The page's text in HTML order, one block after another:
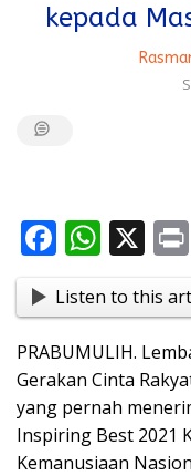
kepada
F
e
b
o
o
k
W
at
s
A
p
p
X
Listen to this
PRABUMULIH.
Gerakan Cinta
yang pernah
Inspiring Best 2021
Kemanusiaan